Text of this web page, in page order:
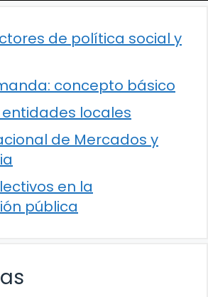
de política social y
concepto básico
locales
de Mercados y
en la
pública